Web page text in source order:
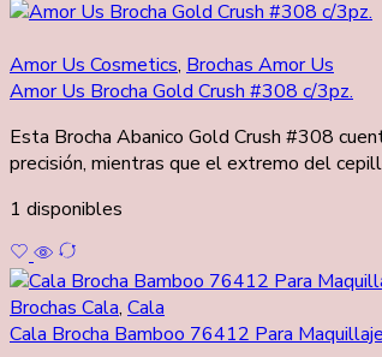
Amor Us Cosmetics, Brochas Amor Us
Amor Us Brocha Gold Crush #308 c/3pz.
Esta Brocha Abanico Gold Crush #308
precisión, mientras que el extremo del
1 disponibles
Brochas Cala, Cala
Cala Brocha Bamboo 76412 Para